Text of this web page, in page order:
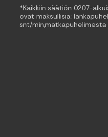
*Kaikkiin säätiön 0207-
ovat maksullisia:
snt/min,matkapuhelimesta